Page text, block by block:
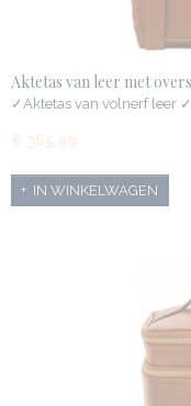
Aktetas van leer met
✓Aktetas van volnerf leer
€ 365,99
IN WINKELWAGEN